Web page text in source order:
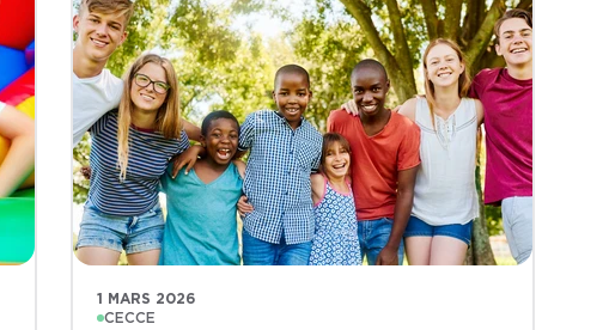
1 MARS 2026
CECCE